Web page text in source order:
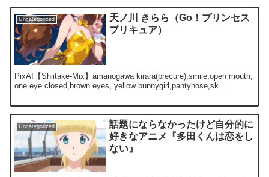
Uncategorized
天ノ川 きらら（Go！プリンセス
プリキュア）
PixAI【Shiitake-Mix】amanogawa kirara(precure),smile,open mouth,
one eye closed,brown eyes, yellow bunnygirl,pantyhose,sk...
Uncategorized
話題にならなかったけど自分的に
好きなアニメ『多田くんは恋をし
ない』